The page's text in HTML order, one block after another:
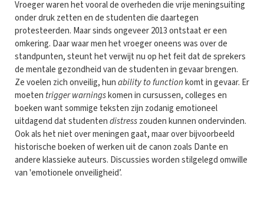
Vroeger waren het vooral de overheden die vrije meningsuiting
onder druk zetten en de studenten die daartegen
protesteerden. Maar sinds ongeveer 2013 ontstaat er een
omkering. Daar waar men het vroeger oneens was over de
standpunten, steunt het verwijt nu op het feit dat de sprekers
de mentale gezondheid van de studenten in gevaar brengen.
Ze voelen zich onveilig, hunability to functionkomt in gevaar. Er
moeten trigger warningskomen in cursussen, colleges en
boeken want sommige teksten zijn zodanig emotioneel
uitdagend dat studentendistresszouden kunnen ondervinden.
Ook als het niet over meningen gaat, maar over bijvoorbeeld
historische boeken of werken uit de canon zoals Dante en
andere klassieke auteurs. Discussies worden stilgelegd omwille
van 'emotionele onveiligheid’.